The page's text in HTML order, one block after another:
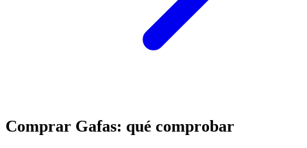
Comprar Gafas: qué comprobar